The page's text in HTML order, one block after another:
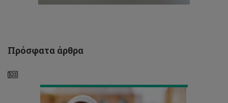
Πρόσφατα άρθρα
Εκπαιδευτική
και
Καριέρα